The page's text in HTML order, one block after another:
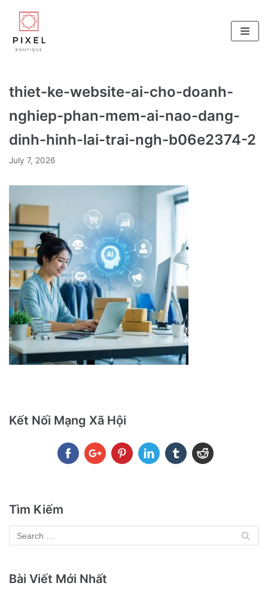
Skip
to
content
thiet-ke-website-ai-cho-doanh-
nghiep-phan-mem-ai-nao-dang-
dinh-hinh-lai-trai-ngh-b06e2374-2
July 7, 2026
Kết Nối Mạng Xã Hội
Tìm Kiếm
Bài Viết Mới Nhất